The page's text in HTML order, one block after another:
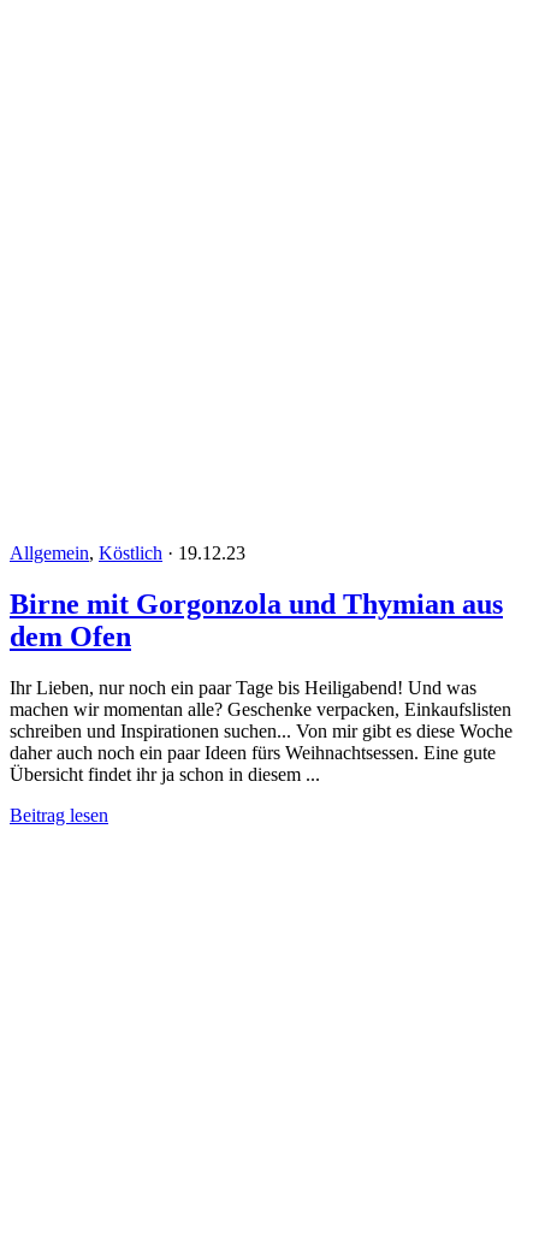
Allgemein, Köstlich · 19.12.23
Birne mit Gorgonzola und Thymian aus
dem Ofen
Ihr Lieben, nur noch ein paar Tage bis Heiligabend! Und was
machen wir momentan alle? Geschenke verpacken, Einkaufslisten
schreiben und Inspirationen suchen... Von mir gibt es diese Woche
daher auch noch ein paar Ideen fürs Weihnachtsessen. Eine gute
Übersicht findet ihr ja schon in diesem ...
Beitrag lesen